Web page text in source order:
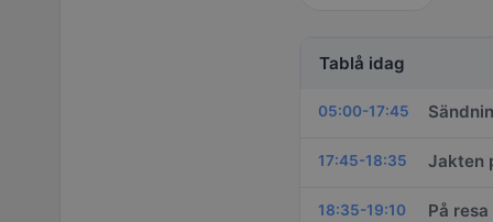
Tablå idag
05:00-17:45
17:45-18:35 Jakten
18:35-19:10 På